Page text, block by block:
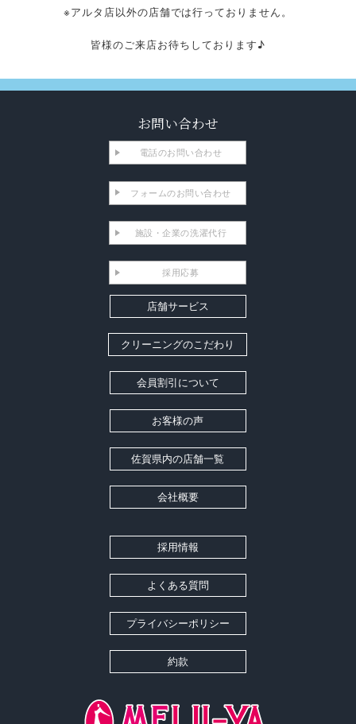
※アルタ店以外の店舗では行っておりません。
皆様のご来店お待ちしております♪
お問い合わせ
電話のお問い合わせ
フォームのお問い合わせ
施設・企業の洗濯代行
採用応募
店舗サービス
クリーニングのこだわり
会員割引について
お客様の声
佐賀県内の店舗一覧
会社概要
採用情報
よくある質問
プライバシーポリシー
約款